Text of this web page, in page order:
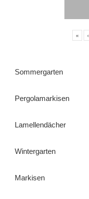
« ‹
Sommergarten
Pergolamarkisen
Lamellendächer
Wintergarten
Markisen